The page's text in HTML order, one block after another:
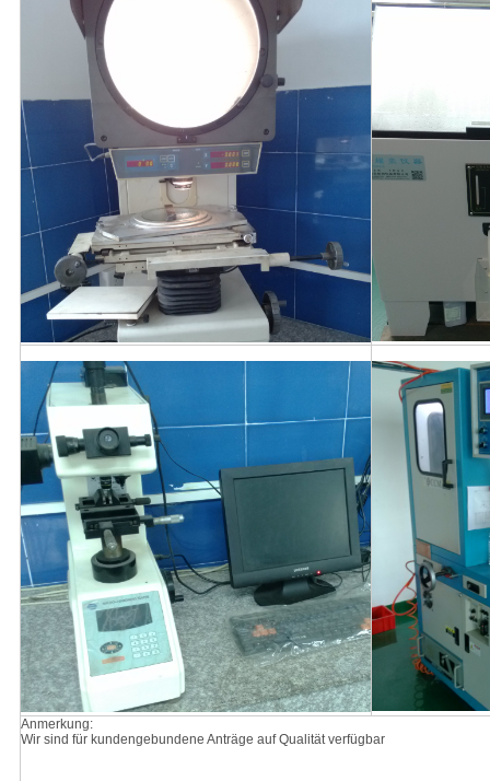
Anmerkung:
Wir sind für kundengebundene Anträge auf Qualität verfügbar